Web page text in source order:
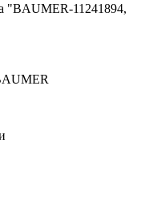
"BAUMER-11241894,